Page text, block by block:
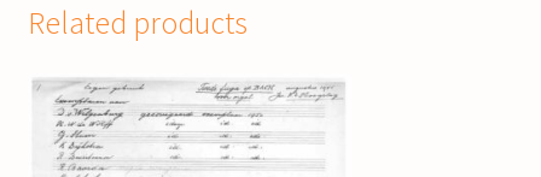
Related products